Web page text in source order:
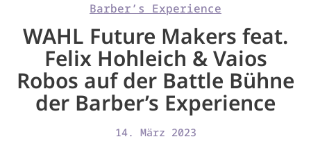
Barber’s Experience
WAHL Future Makers feat.
Felix Hohleich & Vaios
Robos auf der Battle Bühne
der Barber’s Experience
14. März 2023